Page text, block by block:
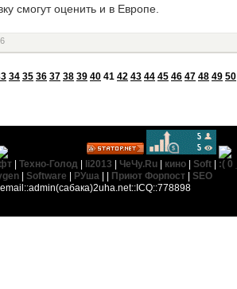
смогут оценить и в Европе.
34 35 36 37 38 39 40 41 42 43 44 45 46 47 48 49 50
Техно-Голод li2013 ЧеЧу.Ru кино Soft
:( 0
Software РУша Приют Форпост
SEO